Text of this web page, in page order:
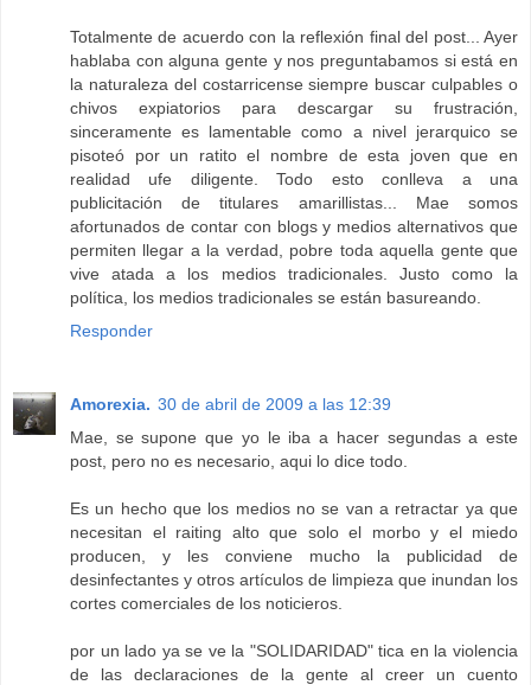
Totalmente de acuerdo con la reflexión final del post... Ayer
hablaba con alguna gente y nos preguntabamos si está en
la naturaleza del costarricense siempre buscar culpables o
chivos expiatorios para descargar su frustración,
sinceramente es lamentable como a nivel jerarquico se
pisoteó por un ratito el nombre de esta joven que en
realidad ufe diligente. Todo esto conlleva a una
publicitación de titulares amarillistas... Mae somos
afortunados de contar con blogs y medios alternativos que
permiten llegar a la verdad, pobre toda aquella gente que
vive atada a los medios tradicionales. Justo como la
política, los medios tradicionales se están basureando.
Responder
Amorexia. 30 de abril de 2009 a las 12:39
Mae, se supone que yo le iba a hacer segundas a este
post, pero no es necesario, aqui lo dice todo.
Es un hecho que los medios no se van a retractar ya que
necesitan el raiting alto que solo el morbo y el miedo
producen, y les conviene mucho la publicidad de
desinfectantes y otros artículos de limpieza que inundan los
cortes comerciales de los noticieros.
por un lado ya se ve la "SOLIDARIDAD" tica en la violencia
de las declaraciones de la gente al creer un cuento